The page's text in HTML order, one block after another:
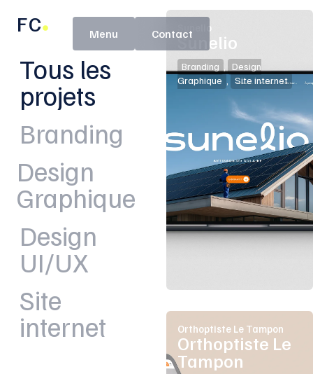
FC Contact
Branding
Design
Graphique
Design
UI/UX
Site
internet
Tous les
projets
Sunelio
Sunelio
Branding
Design
Graphique
Site internet
Orthoptiste Le Tampon
Orthoptiste Le
Tampon